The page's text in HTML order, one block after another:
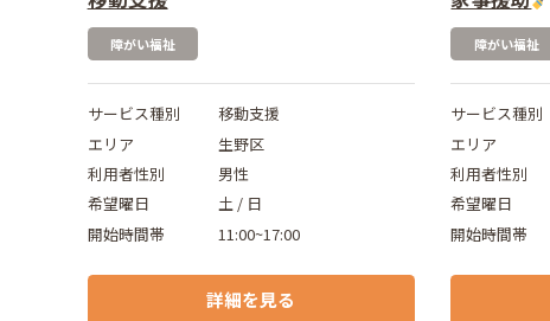
障がい福祉
サービス種別
移動支援
エリア
生野区
利用者性別
男性
希望曜日
土 / 日
開始時間帯
11:00~17:00
詳細を見る
障がい福祉
サービス種別
エリア
利用者性別
希望曜日
開始時間帯